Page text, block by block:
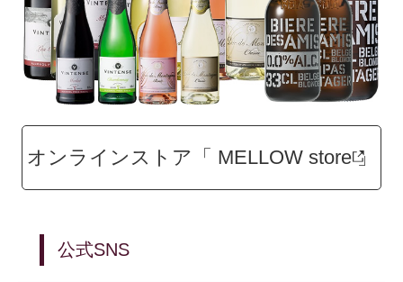
オンラインストア「 MELLOW store 」
公式SNS